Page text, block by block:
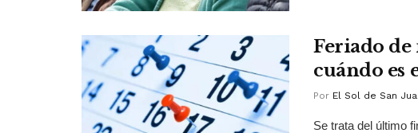
Feriado de
cuándo es
Por El Sol de San
Se trata del último